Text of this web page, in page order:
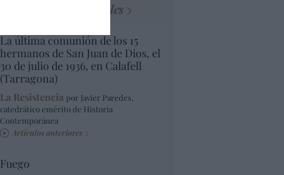
Minucias visuales
La última comunión de los 15
hermanos de San Juan de Dios, el
30 de julio de 1936, en Calafell
(Tarragona)
La Resistencia por Javier Paredes,
catedrático emérito de Historia
Contemporánea
Artículos anteriores
Fuego